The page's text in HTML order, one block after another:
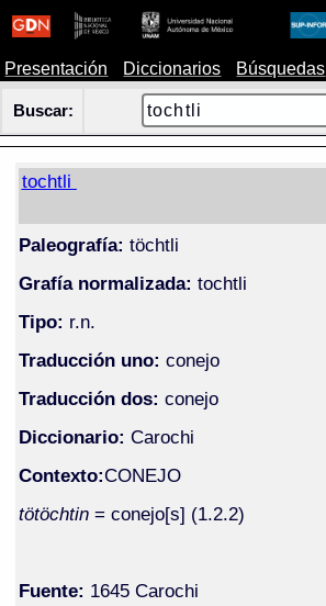
Presentación Diccionarios Búsquedas
Buscar:
tochtli
Paleografía: töchtli
Grafía normalizada: tochtli
Tipo: r.n.
Traducción uno: conejo
Traducción dos: conejo
Diccionario: Carochi
Contexto:CONEJO
tötöchtin = conejo[s] (1.2.2)
Fuente: 1645 Carochi